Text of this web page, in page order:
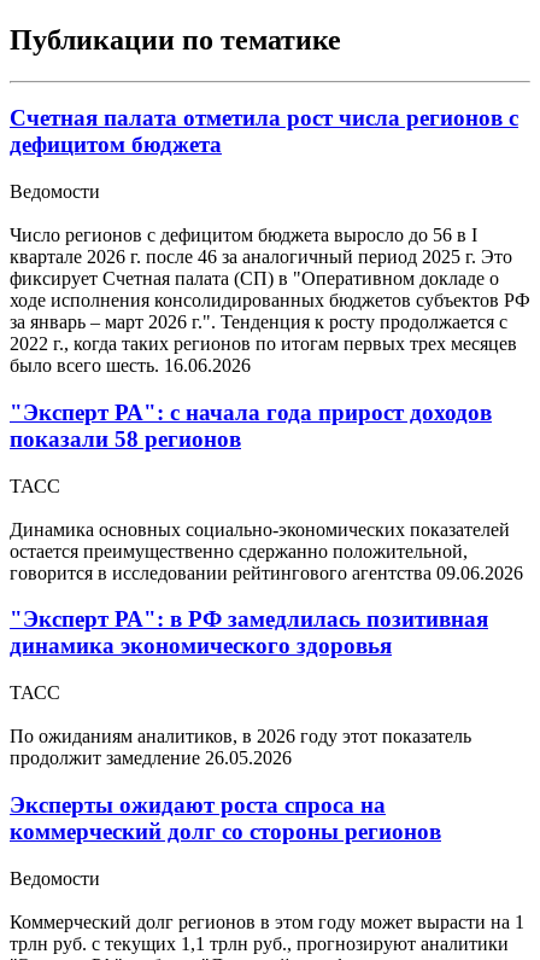
Публикации по тематике
Счетная палата отметила рост числа регионов с
дефицитом бюджета
Ведомости
Число регионов с дефицитом бюджета выросло до 56 в I
квартале 2026 г. после 46 за аналогичный период 2025 г. Это
фиксирует Счетная палата (СП) в "Оперативном докладе о
ходе исполнения консолидированных бюджетов субъектов РФ
за январь – март 2026 г.". Тенденция к росту продолжается с
2022 г., когда таких регионов по итогам первых трех месяцев
было всего шесть. 16.06.2026
"Эксперт РА": с начала года прирост доходов
показали 58 регионов
ТАСС
Динамика основных социально-экономических показателей
остается преимущественно сдержанно положительной,
говорится в исследовании рейтингового агентства 09.06.2026
"Эксперт РА": в РФ замедлилась позитивная
динамика экономического здоровья
ТАСС
По ожиданиям аналитиков, в 2026 году этот показатель
продолжит замедление 26.05.2026
Эксперты ожидают роста спроса на
коммерческий долг со стороны регионов
Ведомости
Коммерческий долг регионов в этом году может вырасти на 1
трлн руб. с текущих 1,1 трлн руб., прогнозируют аналитики